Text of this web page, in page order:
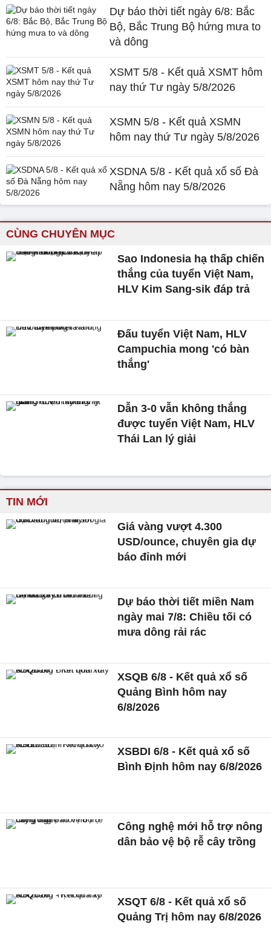
Dự báo thời tiết ngày 6/8: Bắc
Bộ, Bắc Trung Bộ hứng mưa to
và dông
XSMT 5/8 - Kết quả XSMT hôm
nay thứ Tư ngày 5/8/2026
XSMN 5/8 - Kết quả XSMN
hôm nay thứ Tư ngày 5/8/2026
XSDNA 5/8 - Kết quả xổ số Đà
Nẵng hôm nay 5/8/2026
CÙNG CHUYÊN MỤC
Sao Indonesia hạ thấp chiến
thắng của tuyển Việt Nam,
HLV Kim Sang-sik đáp trả
Đấu tuyển Việt Nam, HLV
Campuchia mong 'có bàn
thắng'
Dẫn 3-0 vẫn không thắng
được tuyển Việt Nam, HLV
Thái Lan lý giải
TIN MỚI
Giá vàng vượt 4.300
USD/ounce, chuyên gia dự
báo đỉnh mới
Dự báo thời tiết miền Nam
ngày mai 7/8: Chiều tối có
mưa dông rải rác
XSQB 6/8 - Kết quả xổ số
Quảng Bình hôm nay
6/8/2026
XSBDI 6/8 - Kết quả xổ số
Bình Định hôm nay 6/8/2026
Công nghệ mới hỗ trợ nông
dân bảo vệ bộ rễ cây trồng
XSQT 6/8 - Kết quả xổ số
Quảng Trị hôm nay 6/8/2026